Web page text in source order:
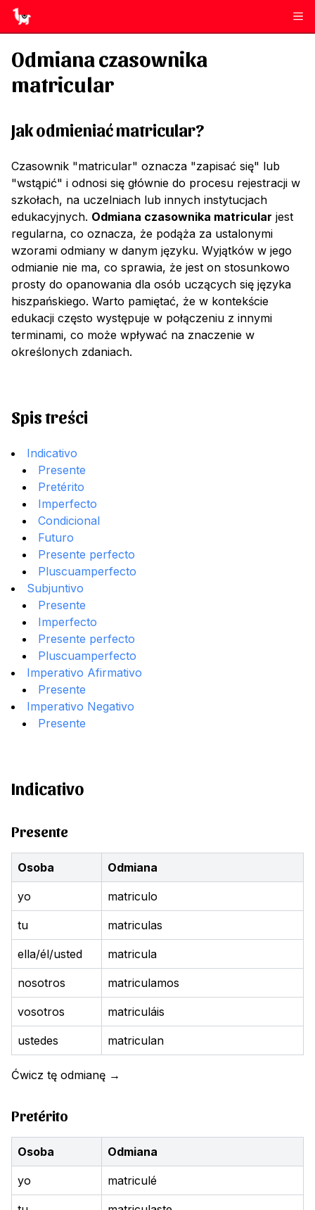
Odmiana czasownika
matricular
Jak odmieniaćmatricular?
Czasownik "matricular" oznacza "zapisać się" lub
"wstąpić" i odnosi się głównie do procesu rejestracji w
szkołach, na uczelniach lub innych instytucjach
edukacyjnych. Odmiana czasownika matricular jest
regularna, co oznacza, że podąża za ustalonymi
wzorami odmiany w danym języku. Wyjątków w jego
odmianie nie ma, co sprawia, że jest on stosunkowo
prosty do opanowania dla osób uczących się języka
hiszpańskiego. Warto pamiętać, że w kontekście
edukacji często występuje w połączeniu z innymi
terminami, co może wpływać na znaczenie w
określonych zdaniach.
Spis treści
Indicativo
Presente
Pretérito
Imperfecto
Condicional
Futuro
Presente perfecto
Pluscuamperfecto
Subjuntivo
Presente
Imperfecto
Presente perfecto
Pluscuamperfecto
Imperativo Afirmativo
Presente
Imperativo Negativo
Presente
Indicativo
Presente
Osoba Odmiana
yo matriculo
tu matriculas
ella/él/usted matricula
nosotros matriculamos
vosotros matriculáis
ustedes matriculan
Ćwicz tę odmianę →
Pretérito
Osoba Odmiana
yo matriculé